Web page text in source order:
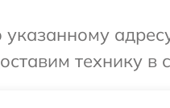
технику в